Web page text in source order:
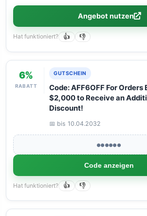
Angebot nutzen
Hat funktioniert? 👍 👎
6%
RABATT
GUTSCHEIN
Code: AFF6OFF For Orders
$2,000 to Receive an
Discount!
📅 bis 10.04.2032
●●●●●●
Code anzeigen
Hat funktioniert? 👍 👎